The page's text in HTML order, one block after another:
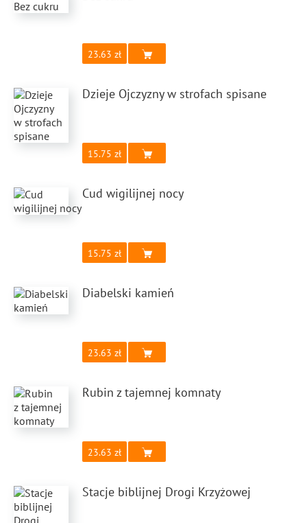
23.63
Dzieje Ojczyzny w strofach spisane
15.75
Cud wigilijnej nocy
15.75
Diabelski kamień
23.63
Rubin z tajemnej komnaty
23.63
Stacje biblijnej Drogi Krzyżowej